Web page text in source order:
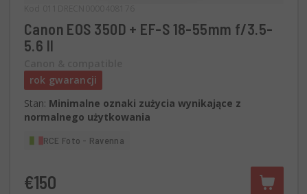
Canon EOS 350D + EF-S 18-55mm f/3.5-
5.6 II
rok gwarancji
Stan: Minimalne oznaki zużycia wynikające z
normalnego użytkowania
RCE Foto - Ravenna
€150